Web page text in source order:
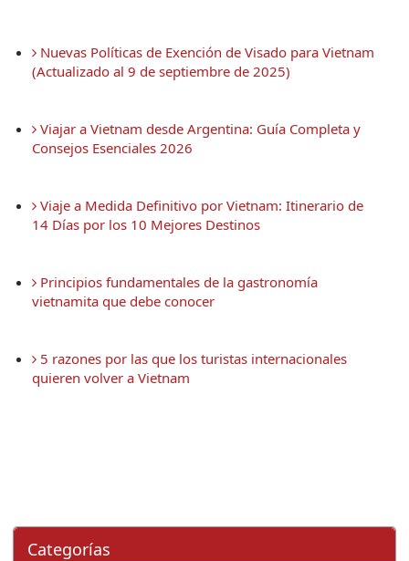
Nuevas Políticas de Exención de Visado para Vietnam
(Actualizado al 9 de septiembre de 2025)
Viajar a Vietnam desde Argentina: Guía Completa y
Consejos Esenciales 2026
Viaje a Medida Definitivo por Vietnam: Itinerario de
14 Días por los 10 Mejores Destinos
Principios fundamentales de la gastronomía
vietnamita que debe conocer
5 razones por las que los turistas internacionales
quieren volver a Vietnam
Categorí­as